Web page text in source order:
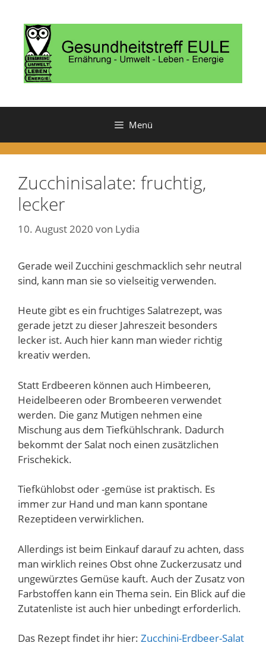
Inhalt
springen
Menü
Zucchinisalate: fruchtig,
lecker
10. August 2020 von Lydia
Gerade weil Zucchini geschmacklich sehr neutral
sind, kann man sie so vielseitig verwenden.
Heute gibt es ein fruchtiges Salatrezept, was
gerade jetzt zu dieser Jahreszeit besonders
lecker ist. Auch hier kann man wieder richtig
kreativ werden.
Statt Erdbeeren können auch Himbeeren,
Heidelbeeren oder Brombeeren verwendet
werden. Die ganz Mutigen nehmen eine
Mischung aus dem Tiefkühlschrank. Dadurch
bekommt der Salat noch einen zusätzlichen
Frischekick.
Tiefkühlobst oder -gemüse ist praktisch. Es
immer zur Hand und man kann spontane
Rezeptideen verwirklichen.
Allerdings ist beim Einkauf darauf zu achten, dass
man wirklich reines Obst ohne Zuckerzusatz und
ungewürztes Gemüse kauft. Auch der Zusatz von
Farbstoffen kann ein Thema sein. Ein Blick auf die
Zutatenliste ist auch hier unbedingt erforderlich.
Das Rezept findet ihr hier: Zucchini-Erdbeer-Salat